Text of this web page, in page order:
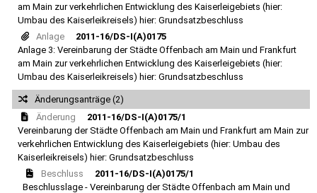
am Main zur verkehrlichen Entwicklung des Kaiserleigebiets (hier:
Umbau des Kaiserleikreisels) hier: Grundsatzbeschluss
Anlage
2011-16/DS-I(A)0175
Anlage 3: Vereinbarung der Städte Offenbach am Main und Frankfurt
am Main zur verkehrlichen Entwicklung des Kaiserleigebiets (hier:
Umbau des Kaiserleikreisels) hier: Grundsatzbeschluss
Änderungsanträge (2)
Änderung
2011-16/DS-I(A)0175/1
Vereinbarung der Städte Offenbach am Main und Frankfurt am Main zur
verkehrlichen Entwicklung des Kaiserleigebiets (hier: Umbau des
Kaiserleikreisels) hier: Grundsatzbeschluss
Beschluss
2011-16/DS-I(A)0175/1
Beschlusslage - Vereinbarung der Städte Offenbach am Main und